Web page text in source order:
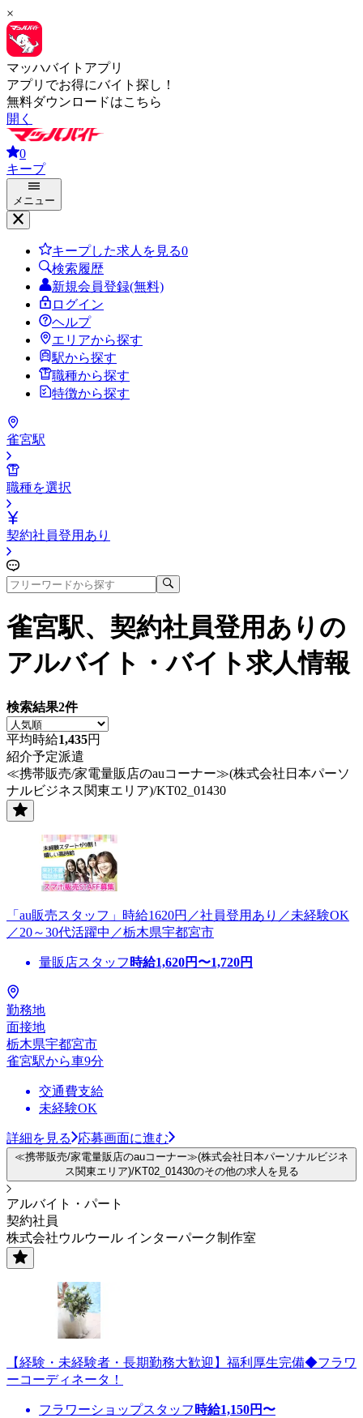
×
マッハバイトアプリ
アプリでお得にバイト探し！
無料ダウンロードはこちら
開く
0
キープ
メニュー
キープした求人を見る0
検索履歴
新規会員登録(無料)
ログイン
ヘルプ
エリアから探す
駅から探す
職種から探す
特徴から探す
雀宮駅
職種を選択
契約社員登用あり
雀宮駅、契約社員登用あり の
アルバイト・バイト求人情報
検索結果2件
平均時給1,435円
紹介予定派遣
≪携帯販売/家電量販店のauコーナー≫(株式会社日本パーソ
ナルビジネス関東エリア)/KT02_01430
「au販売スタッフ」時給1620円／社員登用あり／未経験OK
／20～30代活躍中／栃木県宇都宮市
量販店スタッフ 時給1,620円〜1,720円
勤務地
面接地
栃木県宇都宮市
雀宮駅から車9分
交通費支給
未経験OK
詳細を見る 応募画面に進む
≪携帯販売/家電量販店のauコーナー≫(株式会社日本パーソナルビジネ
ス関東エリア)/KT02_01430のその他の求人を見る
アルバイト・パート
契約社員
株式会社ウルウール インターパーク制作室
【経験・未経験者・長期勤務大歓迎】福利厚生完備◆フラワ
ーコーディネータ！
フラワーショップスタッフ 時給1,150円〜